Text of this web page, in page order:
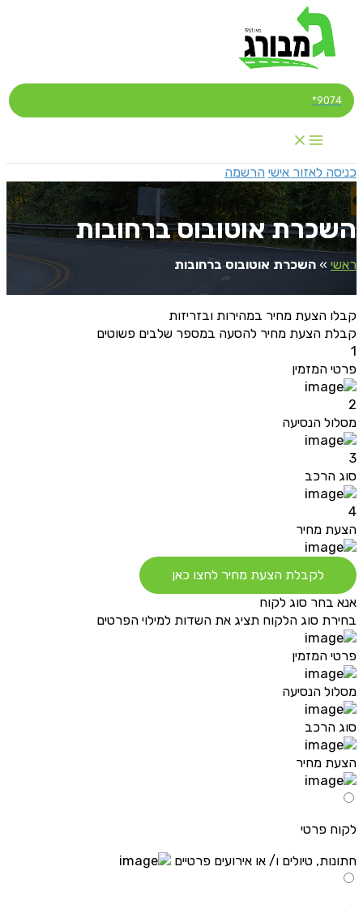
לתוכן
9074*
כניסה לאזור אישי הרשמה
השכרת אוטובוס ברחובות
ראשי » השכרת אוטובוס ברחובות
קבלו הצעת מחיר במהירות ובזריזות
קבלת הצעת מחיר להסעה במספר שלבים פשוטים
1
פרטי המזמין
2
מסלול הנסיעה
3
סוג הרכב
4
הצעת מחיר
לקבלת הצעת מחיר לחצו כאן
אנא בחר סוג לקוח
בחירת סוג הלקוח תציג את השדות למילוי הפרטים
פרטי המזמין
מסלול הנסיעה
סוג הרכב
הצעת מחיר
לקוח פרטי
חתונות, טיולים ו/ או אירועים פרטיים